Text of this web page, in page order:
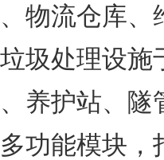
物流仓库、
圾处理设施
养护站、隧
功能模块，